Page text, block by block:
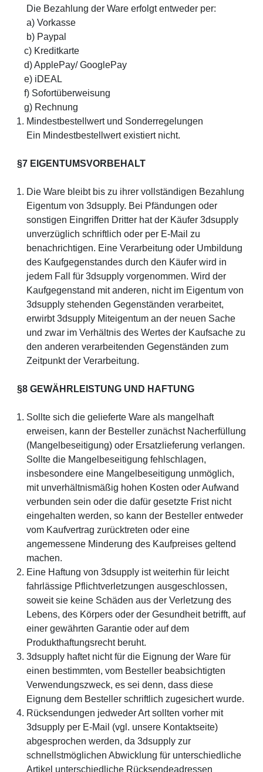
Die Bezahlung der Ware erfolgt entweder per:
a) Vorkasse
b) Paypal
c) Kreditkarte
d) ApplePay/ GooglePay
e) iDEAL
f) Sofortüberweisung
g) Rechnung
Mindestbestellwert und Sonderregelungen
Ein Mindestbestellwert existiert nicht.
§7 EIGENTUMSVORBEHALT
Die Ware bleibt bis zu ihrer vollständigen Bezahlung
Eigentum von 3dsupply. Bei Pfändungen oder
sonstigen Eingriffen Dritter hat der Käufer 3dsupply
unverzüglich schriftlich oder per E-Mail zu
benachrichtigen. Eine Verarbeitung oder Umbildung
des Kaufgegenstandes durch den Käufer wird in
jedem Fall für 3dsupply vorgenommen. Wird der
Kaufgegenstand mit anderen, nicht im Eigentum von
3dsupply stehenden Gegenständen verarbeitet,
erwirbt 3dsupply Miteigentum an der neuen Sache
und zwar im Verhältnis des Wertes der Kaufsache zu
den anderen verarbeitenden Gegenständen zum
Zeitpunkt der Verarbeitung.
§8 GEWÄHRLEISTUNG UND HAFTUNG
Sollte sich die gelieferte Ware als mangelhaft
erweisen, kann der Besteller zunächst Nacherfüllung
(Mangelbeseitigung) oder Ersatzlieferung verlangen.
Sollte die Mangelbeseitigung fehlschlagen,
insbesondere eine Mangelbeseitigung unmöglich,
mit unverhältnismäßig hohen Kosten oder Aufwand
verbunden sein oder die dafür gesetzte Frist nicht
eingehalten werden, so kann der Besteller entweder
vom Kaufvertrag zurücktreten oder eine
angemessene Minderung des Kaufpreises geltend
machen.
Eine Haftung von 3dsupply ist weiterhin für leicht
fahrlässige Pflichtverletzungen ausgeschlossen,
soweit sie keine Schäden aus der Verletzung des
Lebens, des Körpers oder der Gesundheit betrifft, auf
einer gewährten Garantie oder auf dem
Produkthaftungsrecht beruht.
3dsupply haftet nicht für die Eignung der Ware für
einen bestimmten, vom Besteller beabsichtigten
Verwendungszweck, es sei denn, dass diese
Eignung dem Besteller schriftlich zugesichert wurde.
Rücksendungen jedweder Art sollten vorher mit
3dsupply per E-Mail (vgl. unsere Kontaktseite)
abgesprochen werden, da 3dsupply zur
schnellstmöglichen Abwicklung für unterschiedliche
Artikel unterschiedliche Rücksendeadressen